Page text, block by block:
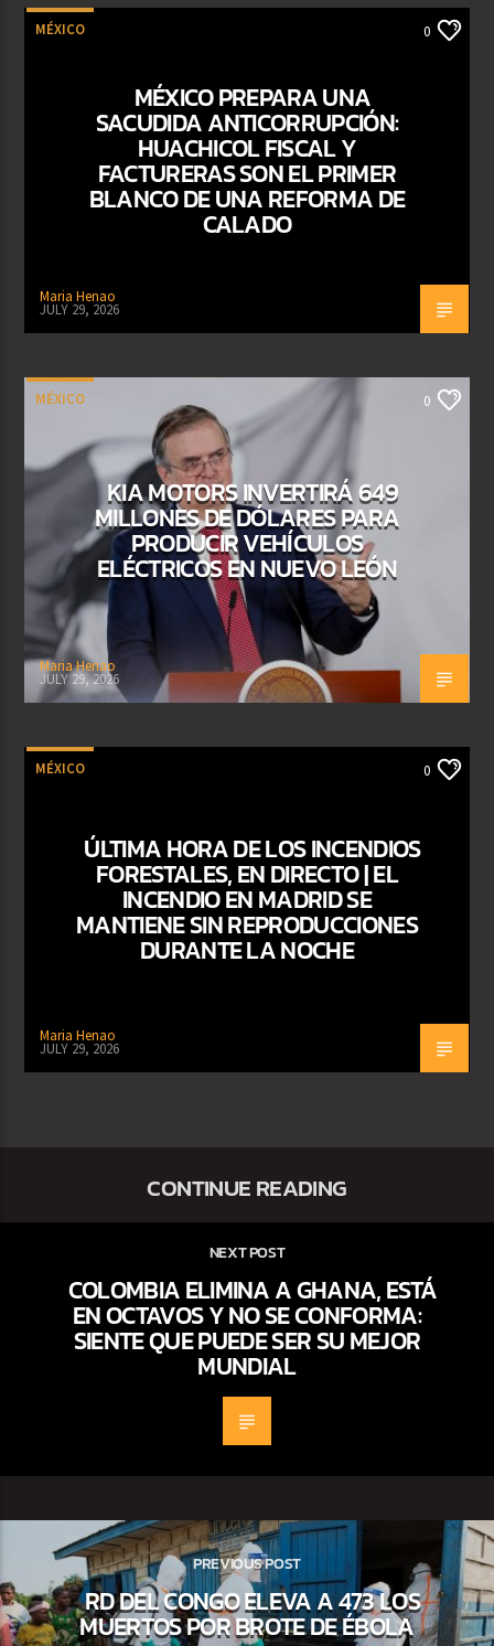
MÉXICO 0
MÉXICO PREPARA UNA
SACUDIDA ANTICORRUPCIÓN:
HUACHICOL FISCAL Y
FACTURERAS SON EL PRIMER
BLANCO DE UNA REFORMA DE
CALADO
Maria Henao
JULY 29, 2026
MÉXICO 0
KIA MOTORS INVERTIRÁ 649
MILLONES DE DÓLARES PARA
PRODUCIR VEHÍCULOS
ELÉCTRICOS EN NUEVO LEÓN
Maria Henao
JULY 29, 2026
MÉXICO 0
ÚLTIMA HORA DE LOS INCENDIOS
FORESTALES, EN DIRECTO | EL
INCENDIO EN MADRID SE
MANTIENE SIN REPRODUCCIONES
DURANTE LA NOCHE
Maria Henao
JULY 29, 2026
CONTINUE READING
NEXT POST
COLOMBIA ELIMINA A GHANA, ESTÁ
EN OCTAVOS Y NO SE CONFORMA:
SIENTE QUE PUEDE SER SU MEJOR
MUNDIAL
PREVIOUS POST
RD DEL CONGO ELEVA A 473 LOS
MUERTOS POR BROTE DE ÉBOLA